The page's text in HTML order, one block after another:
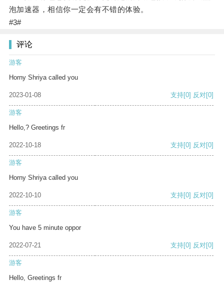
泡加速器，相信你一定会有不错的体验。
#3#
评论
游客
Horny Shriya called you
2023-01-08 支持[0] 反对[0]
游客
Hello,? Greetings fr
2022-10-18 支持[0] 反对[0]
游客
Horny Shriya called you
2022-10-10 支持[0] 反对[0]
游客
You have 5 minute oppor
2022-07-21 支持[0] 反对[0]
游客
Hello, Greetings fr